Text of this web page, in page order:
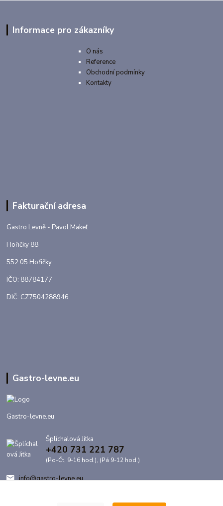
Informace pro zákazníky
O nás
Reference
Obchodní podmínky
Kontakty
Fakturační adresa
Gastro Levně - Pavol Makeľ
Hořičky 88
552 05 Hořičky
IČO: 88784177
DIČ: CZ7504288946
Gastro-levne.eu
Gastro-levne.eu
Šplíchalová Jitka
+420 731 221 787
(Po-Čt, 9-16 hod.), (Pá 9-12 hod.)
info@gastro-levne.eu